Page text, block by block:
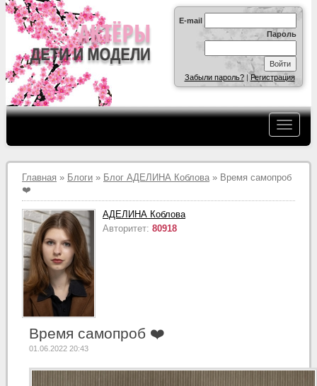
E-mail
Пароль
Забыли пароль?|Регистрация
Главная » Блоги » Блог АДЕЛИНА Коблова » Время самопроб
❤️
АДЕЛИНА Коблова
Авторитет: 80918
Время самопроб ❤️
01.06.2022 20:43